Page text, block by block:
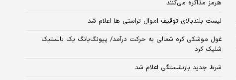
هرمز مذاکره می‌کنند
لیست بلندبالای توقیف اموال تراستی ها اعلام شد
غول موشکی کره شمالی به حرکت درآمد/ پیونگ‌یانگ یک بالستیک
شلیک کرد
شرط جدید بازنشستگی اعلام شد